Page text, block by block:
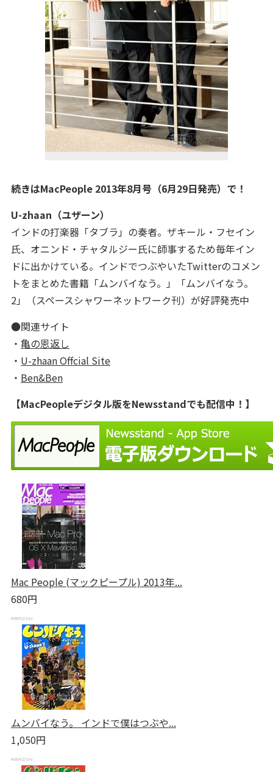
続きはMacPeople 2013年8月号（6月29日発売）で！
U-zhaan（ユザーン）
インドの打楽器「タブラ」の奏者。ザキール・フセイン
氏、オニンド・チャタルジー氏に師事するため毎年イン
ドに出かけている。インドでつぶやいたTwitterのコメン
トをまとめた書籍「ムンバイなう。」「ムンバイなう。
2」（スペースシャワーネットワーク刊）が好評発売中
●関連サイト
・ 亀の恩返し
・ U-zhaan Offcial Site
・ Ben&Ben
【MacPeopleデジタル版をNewsstandでも配信中！】
Mac People (マックピープル) 2013年...
680円
ムンバイなう。 インドで僕はつぶや...
1,050円